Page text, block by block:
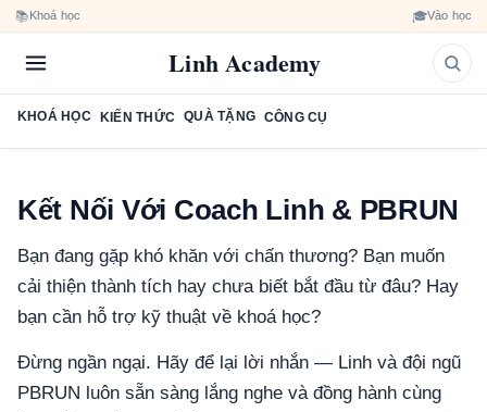
📚Khoá học 🎓Vào học
Linh Academy
KHOÁ HỌC KIẾN THỨC QUÀ TẶNG CÔNG CỤ
Kết Nối Với Coach Linh & PBRUN
Bạn đang gặp khó khăn với chấn thương? Bạn muốn
cải thiện thành tích hay chưa biết bắt đầu từ đâu? Hay
bạn cần hỗ trợ kỹ thuật về khoá học?
Đừng ngần ngại. Hãy để lại lời nhắn — Linh và đội ngũ
PBRUN luôn sẵn sàng lắng nghe và đồng hành cùng